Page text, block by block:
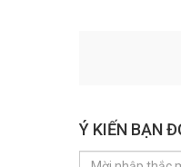
Ý KIẾN BẠN